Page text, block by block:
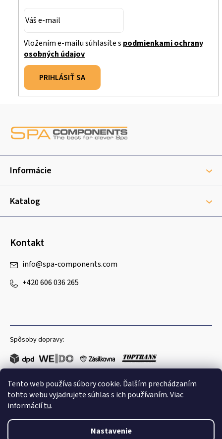
Tento web používa súbory cookie. Ďalším prechádzaním
tohto webu vyjadrujete súhlas s ich používaním. Viac
informáciítu.
Nastavenie
Vložením e-mailu súhlasíte s podmienkami ochrany
osobných údajov
PRIHLÁSIŤ SA
ä
i
Informácie
Katalog
Kontakt
info@spa-components.com
+420 606 036 265
Spôsoby dopravy:
Obľúbené spôsoby platby: